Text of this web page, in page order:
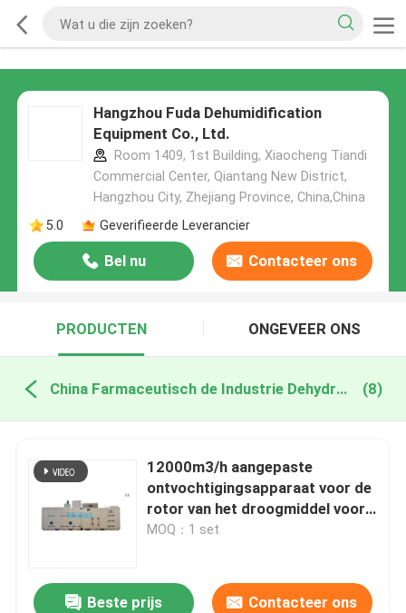
Hangzhou Fuda Dehumidification
Equipment Co., Ltd.
Room 1409, 1st Building, Xiaocheng Tiandi
Commercial Center, Qiantang New District,
Hangzhou City, Zhejiang Province, China,China
5.0
Geverifieerde Leverancier
Bel nu Contacteer ons
PRODUCTEN ONGEVEER ONS
China Farmaceutisch de Industrie Dehydrerend Ontvochtigingstoestel (8)
12000m3/h aangepaste
ontvochtigingsapparaat voor de
rotor van het droogmiddel voor
het drogen van capsules met
MOQ：1 set
Beste prijs Contacteer ons